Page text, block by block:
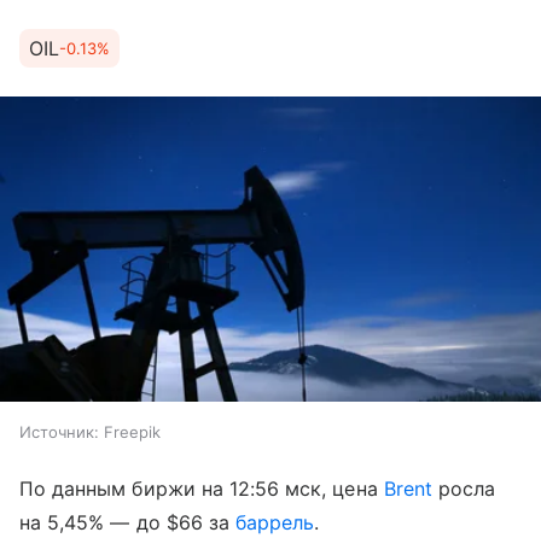
OIL-0.13%
Источник: Freepik
По данным биржи на 12:56 мск, цена Brent росла
на 5,45% — до $66 забаррель.